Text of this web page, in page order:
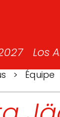
Los
> Équipe